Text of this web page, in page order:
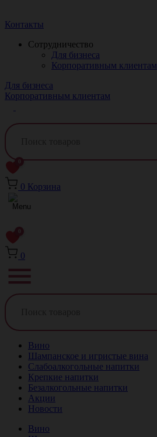
Контакты
Сотрудничество
Для бизнеса
Корпоративным клиентам
Для бизнеса
Корпоративным клиентам
0
0 Корзина
0
0
Вино
Шампанское и игристые вина
Слабоалкогольные напитки
Крепкие напитки
Безалкогольные напитки
Акции
Новости
Вино